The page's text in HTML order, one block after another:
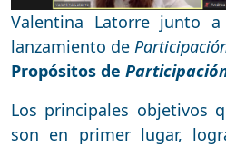
Valentina Latorre junto
lanzamiento de
Propósitos de
Los principales objetivos
son en primer lugar,